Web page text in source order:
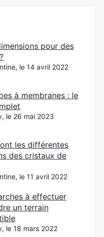
pour des
le 14 avril 2022
à membranes : le
le 26 mai 2023
les différentes
des cristaux de
le 11 avril 2022
à effectuer
un terrain
le 18 mars 2022